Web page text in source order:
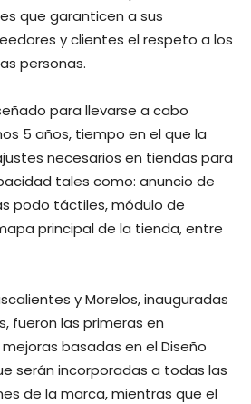
que garanticen a sus
y clientes el respeto a los
personas.
para llevarse a cabo
5 años, tiempo en el que la
necesarios en tiendas para
tales como: anuncio de
podo táctiles, módulo de
principal de la tienda, entre
y Morelos, inauguradas
fueron las primeras en
basadas en el Diseño
serán incorporadas a todas las
de la marca, mientras que el